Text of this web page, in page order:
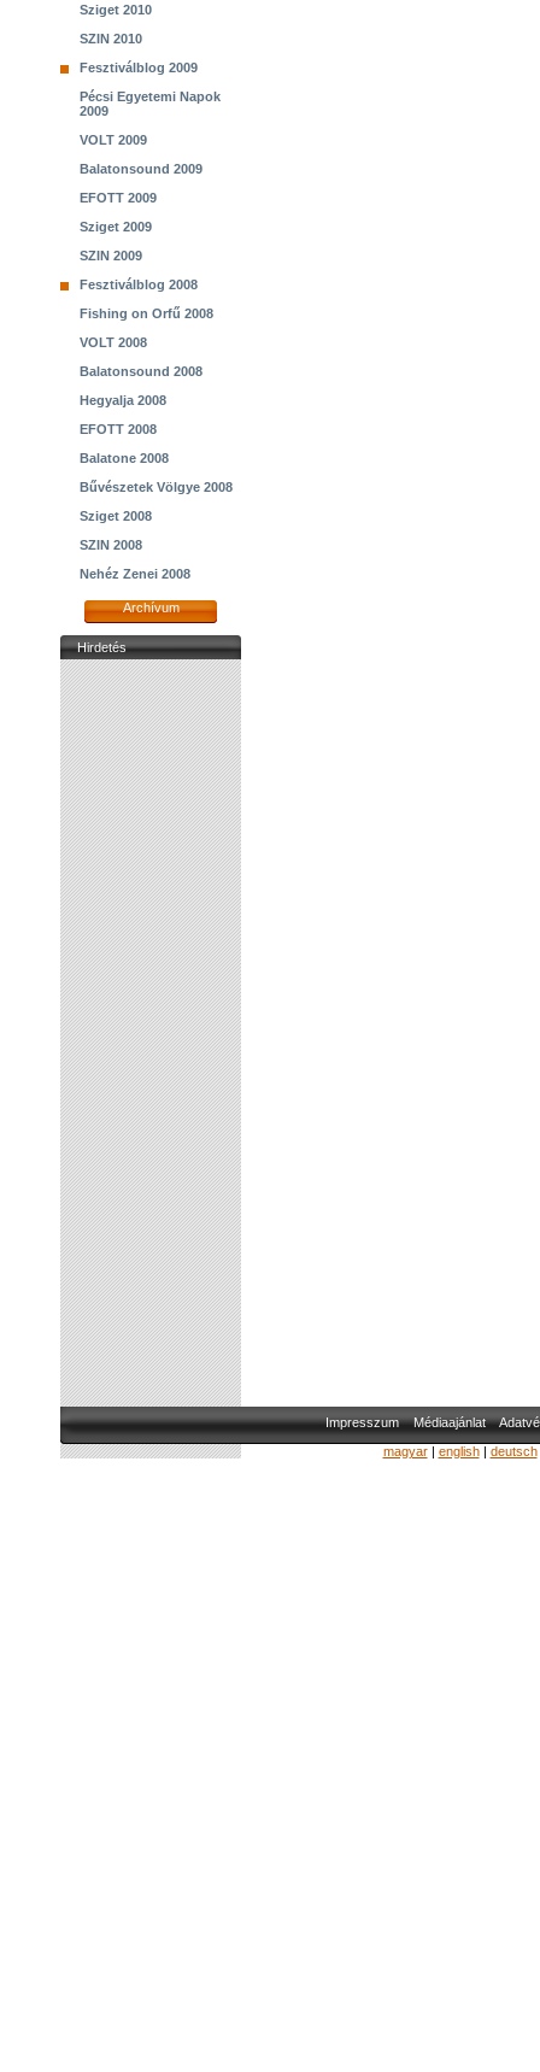
Sziget 2010
SZIN 2010
Fesztiválblog 2009
Pécsi Egyetemi Napok
2009
VOLT 2009
Balatonsound 2009
EFOTT 2009
Sziget 2009
SZIN 2009
Fesztiválblog 2008
Fishing on Orfű 2008
VOLT 2008
Balatonsound 2008
Hegyalja 2008
EFOTT 2008
Balatone 2008
Bűvészetek Völgye 2008
Sziget 2008
SZIN 2008
Nehéz Zenei 2008
Archívum
Hirdetés
Impresszum Médiaajánlat
magyar| english| deutsch